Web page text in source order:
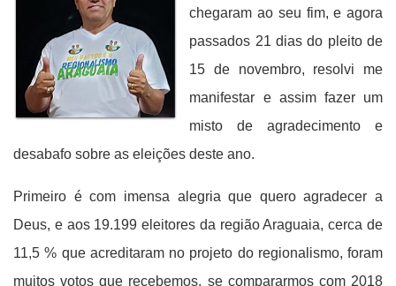
chegaram ao seu fim, e agora
passados 21 dias do pleito de
15 de novembro, resolvi me
manifestar e assim fazer um
misto de agradecimento e
desabafo sobre as eleições deste ano.
Primeiro é com imensa alegria que quero agradecer a
Deus, e aos 19.199 eleitores da região Araguaia, cerca de
11,5 % que acreditaram no projeto do regionalismo, foram
muitos votos que recebemos, se compararmos com 2018